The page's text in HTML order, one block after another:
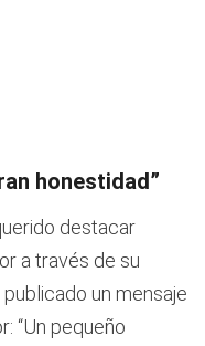
honestidad”
destacar
a través de su
un mensaje
“Un pequeño